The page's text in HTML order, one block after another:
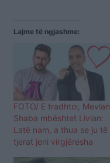
Lajme të ngjashme:
FOTO/ E tradhtoi, Mevlan
Shaba mbështet Livian:
Latë nam, a thua se ju të
tjerat jeni virgjëresha